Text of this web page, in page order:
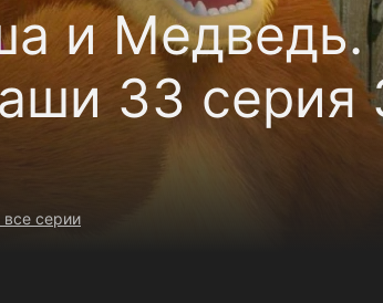
и Медведь.
33 серия
серии